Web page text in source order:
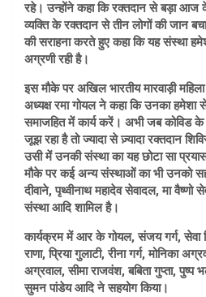
रहे। उन्होंने कहा कि रक्तदान से बड़ा आज
व्यक्ति के रक्तदान से तीन लोगों की जान
की सराहना करते हुए कहा कि यह संस्था
अग्रणी रही है।
इस मौके पर अखिल भारतीय मारवाड़ी
अध्यक्ष रमा गोयल ने कहा कि उनका हमेशा
समाजहित में कार्य करें। अभी जब
जूझ रहा है तो ज्यादा से ज़्यादा रक्तदान
उसी में उनकी संस्था का यह छोटा सा
मौके पर कई अन्य संस्थाओं का भी उनको
दीवाने, पृथ्वीनाथ महादेव सेवादल, मा वैष्णो
संस्था आदि शामिल है।
कार्यक्रम में आर के गोयल, संजय गर्ग, सेवा
राणा, प्रिया गुलाटी, रीना गर्ग, मोनिका
अग्रवाल, सीमा राजवंश, बबिता गुप्ता, पुष्प
सुमन पांडेय आदि ने सहयोग किया।